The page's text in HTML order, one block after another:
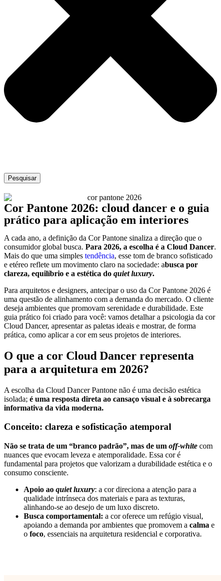
Pesquisar
Cor Pantone 2026: cloud dancer e o guia
prático para aplicação em interiores
A cada ano, a definição da Cor Pantone sinaliza a direção que o
consumidor global busca. Para 2026, a escolha é a Cloud Dancer.
Mais do que uma simples tendência, esse tom de branco sofisticado
e etéreo reflete um movimento claro na sociedade: abusca por
clareza, equilíbrio e a estética do quiet luxury.
Para arquitetos e designers, antecipar o uso da Cor Pantone 2026 é
uma questão de alinhamento com a demanda do mercado. O cliente
deseja ambientes que promovam serenidade e durabilidade. Este
guia prático foi criado para você: vamos detalhar a psicologia da cor
Cloud Dancer, apresentar as paletas ideais e mostrar, de forma
prática, como aplicar a cor em seus projetos de interiores.
O que a cor Cloud Dancer representa
para a arquitetura em 2026?
A escolha da Cloud Dancer Pantone não é uma decisão estética
isolada; é uma resposta direta ao cansaço visual e à sobrecarga
informativa da vida moderna.
Conceito: clareza e sofisticação atemporal
Não se trata de um “branco padrão”, mas de um off-white com
nuances que evocam leveza e atemporalidade. Essa cor é
fundamental para projetos que valorizam a durabilidade estética e o
consumo consciente.
Apoio ao quiet luxury: a cor direciona a atenção para a
qualidade intrínseca dos materiais e para as texturas,
alinhando-se ao desejo de um luxo discreto.
Busca comportamental: a cor oferece um refúgio visual,
apoiando a demanda por ambientes que promovem a calma e
o foco, essenciais na arquitetura residencial e corporativa.